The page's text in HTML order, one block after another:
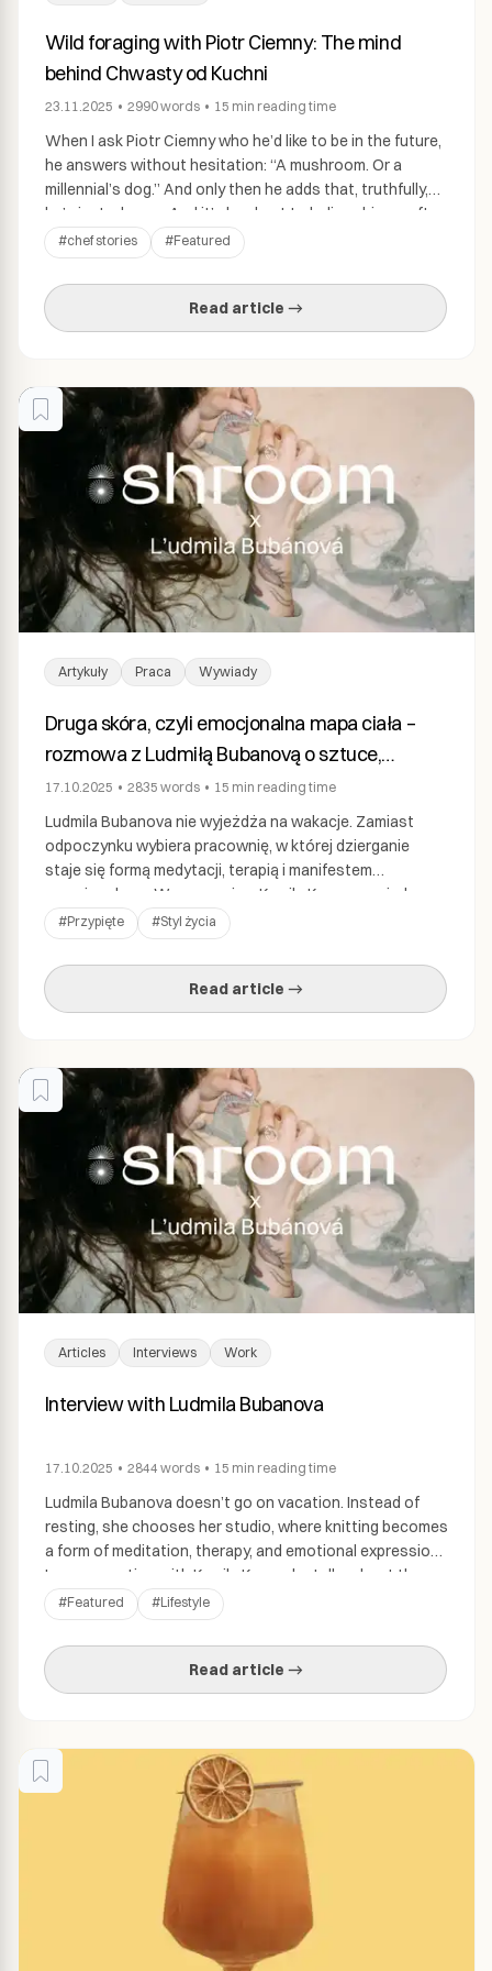
Wild foraging with Piotr Ciemny: The mind
behind Chwasty od Kuchni
23.11.2025 • 2990words • 15 min reading time
When I ask Piotr Ciemny who he’d like to be in the future,
he answers without hesitation: “A mushroom. Or a
millennial’s dog.” And only then he adds that, truthfully,
he’s just… happy. And it’s hard not to believe him — after
all, we’re talking about a man who can walk halfway
across Copenhagen in […]
#chef stories #Featured
Read article →
Artykuły Praca Wywiady
Druga skóra, czyli emocjonalna mapa ciała –
rozmowa z Ludmiłą Bubanovą o sztuce,
bliskości i tworzeniu.
17.10.2025 • 2835 words • 15 min reading time
Ludmila Bubanova nie wyjeżdża na wakacje. Zamiast
odpoczynku wybiera pracownię, w której dzierganie
staje się formą medytacji, terapią i manifestem
emocjonalnym. W rozmowie z Kamilą Knap opowiada o
sile codziennej praktyki, cielesnych inspiracjach,
wstydzie zakorzenionym w kulturze oraz o tym,
dlaczego życie artystki wciąż balansuje na granicy
wolności i niepewności. Wywiad: Kamila Knap, Shroom:
Zanim […]
#Przypięte #Styl życia
Read article →
Articles Interviews Work
Interview with Ludmila Bubanova
17.10.2025 • 2844 words • 15 min reading time
Ludmila Bubanova doesn’t go on vacation. Instead of
resting, she chooses her studio, where knitting becomes
a form of meditation, therapy, and emotional expression.
In conversation with Kamila Knap, she talks about the
power of daily practice, bodily inspirations, culturally
rooted shame, and why an artist’s life constantly teeters
between freedom and uncertainty. Interview: Kamila […]
#Featured #Lifestyle
Read article →